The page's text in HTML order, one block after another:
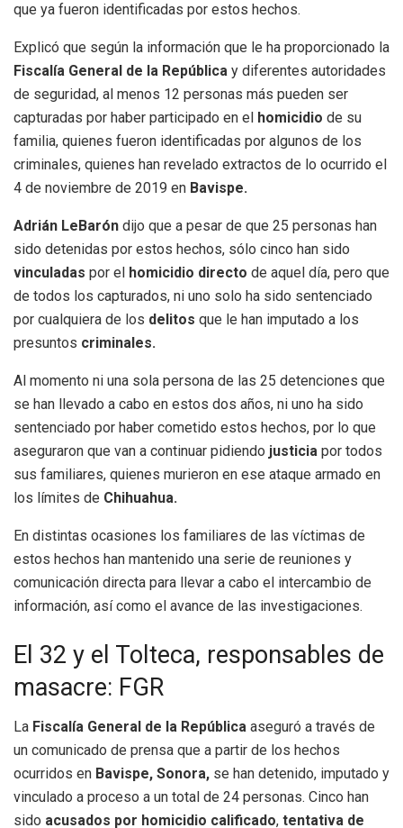
que ya fueron identificadas por estos hechos.
Explicó que según la información que le ha proporcionado la
Fiscalía General de la República y diferentes autoridades
de seguridad, al menos 12 personas más pueden ser
capturadas por haber participado en el
homicidio de su
familia, quienes fueron identificadas por algunos de los
criminales, quienes han revelado extractos de lo ocurrido el
4 de noviembre de 2019 en Bavispe.
Adrián LeBarón dijo que a pesar de que 25 personas han
sido detenidas por estos hechos, sólo cinco han sido
vinculadas por el homicidio directo de aquel día, pero que
de todos los capturados, ni uno solo ha sido sentenciado
por cualquiera de los delitos que le han imputado a los
presuntos criminales.
Al momento ni una sola persona de las 25 detenciones que
se han llevado a cabo en estos dos años, ni uno ha sido
sentenciado por haber cometido estos hechos, por lo que
aseguraron que van a continuar pidiendo justicia por todos
sus familiares, quienes murieron en ese ataque armado en
los límites de Chihuahua.
En distintas ocasiones los familiares de las víctimas de
estos hechos han mantenido una serie de reuniones y
comunicación directa para llevar a cabo el intercambio de
información, así como el avance de las investigaciones.
El 32 y el Tolteca, responsables de
masacre: FGR
La Fiscalía General de la República aseguró a través de
un comunicado de prensa que a partir de los hechos
ocurridos en Bavispe, Sonora, se han detenido, imputado y
vinculado a proceso a un total de 24 personas. Cinco han
sido acusados por homicidio calificado, tentativa de